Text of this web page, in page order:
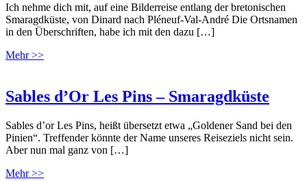
Ich nehme dich mit, auf eine Bilderreise entlang der bretonischen
Smaragdküste, von Dinard nach Pléneuf-Val-André Die Ortsnamen
in den Überschriften, habe ich mit den dazu […]
Mehr >>
Sables d’Or Les Pins – Smaragdküste
Sables d’or Les Pins, heißt übersetzt etwa „Goldener Sand bei den
Pinien“. Treffender könnte der Name unseres Reiseziels nicht sein.
Aber nun mal ganz von […]
Mehr >>